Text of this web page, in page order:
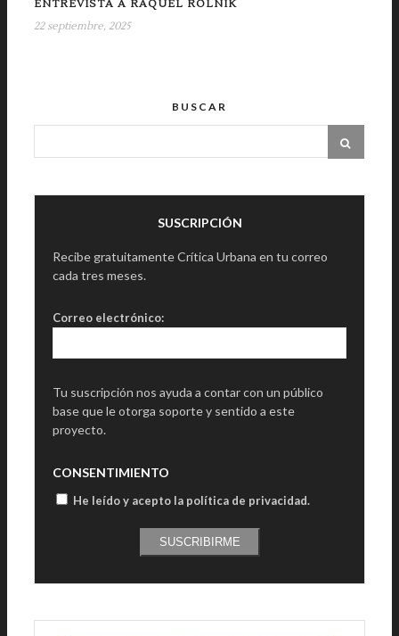
ENTREVISTA A RAQUEL ROLNIK
22 septiembre, 2025
BUSCAR
SUSCRIPCIÓN
Recibe gratuitamente Crítica Urbana en tu correo
cada tres meses.
Correo electrónico:
Tu suscripción nos ayuda a contar con un público
base que le otorga soporte y sentido a este
proyecto.
CONSENTIMIENTO
He leído y acepto la política de privacidad.
SUSCRIBIRME